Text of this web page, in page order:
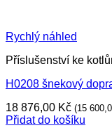
Rychlý náhled
Příslušenství ke
H0208 šnekový
18 876,00 Kč (15
Přidat do košíku